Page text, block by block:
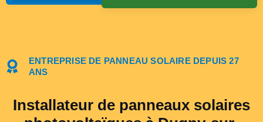
ENTREPRISE DE PANNEAU SOLAIRE DEPUIS 27
ANS
Installateur de panneaux solaires